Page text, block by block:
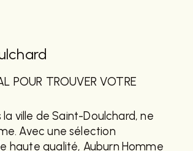
POUR TROUVER VOTRE
ville de Saint-Doulchard, ne
Avec une sélection
haute qualité, Auburn Homme